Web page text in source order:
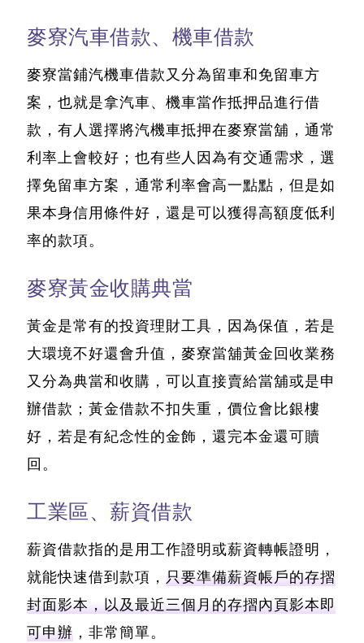
麥寮汽車借款、機車借款
麥寮當鋪汽機車借款又分為留車和免留車方
案 ，也就是拿汽車、機車當作抵押品進行借
款，有人選擇將汽機車抵押在麥寮當舖，通常
利率上會較好；也有些人因為有交通需求，選
擇免留車方案，通常利率會高一點點，但是如
果本身信用條件好，還是可以獲得高額度低利
率的款項。
麥寮黃金收購典當
黃金是常有的投資理財工具，因為保值，若是
大環境不好還會升值， 麥寮當舖黃金回收業務
又分為典當和收購，可以直接賣給當舖或是申
辦借款 ；黃金借款不扣失重，價位會比銀樓
好，若是有紀念性的金飾，還完本金還可贖
回。
工業區、薪資借款
薪資借款指的是用工作證明或薪資轉帳證明，
就能快速借到款項， 只要準備薪資帳戶的存摺
封面影本，以及最近三個月的存摺內頁影本即
可申辦 ，非常簡單。